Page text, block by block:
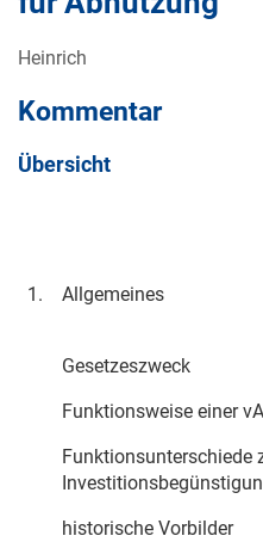
Heinrich
Kommentar
Übersicht
1.
Allgemeines
Gesetzeszweck
Funktionsweise einer
Funktionsunterschiede
historische Vorbilder